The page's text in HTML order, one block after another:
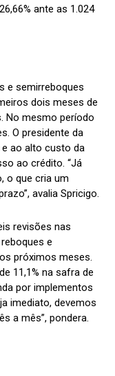
ante as 1.024
e semirreboques
dois meses de
No mesmo período
O presidente da
ao alto custo da
ao crédito. “Já
o que cria um
avalia Spricigo.
revisões nas
e
próximos meses.
11,1% na safra de
por implementos
imediato, devemos
a mês”, pondera.